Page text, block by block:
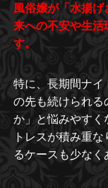
風俗嬢が「水揚
来への不安や生活
す。
特に、長期間ナイ
の先も続けられる
か」と悩みやすく
トレスが積み重
るケースも少なく